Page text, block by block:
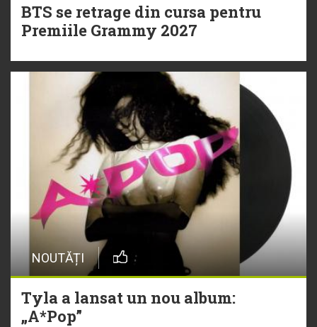
BTS se retrage din cursa pentru
Premiile Grammy 2027
NOUTĂȚI
Tyla a lansat un nou album:
„A*Pop”